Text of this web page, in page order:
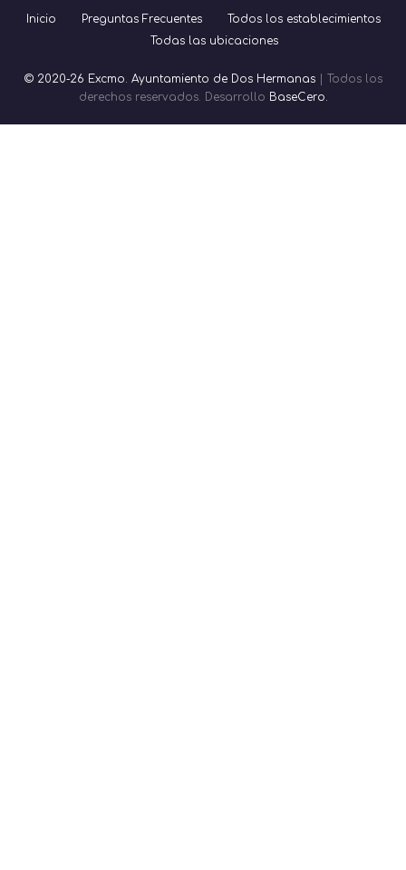
Inicio Preguntas Frecuentes
Todos los establecimientos
Todas las ubicaciones
© 2020-26 Excmo. Ayuntamiento de Dos Hermanas| Todos los
derechos reservados. Desarrollo BaseCero.